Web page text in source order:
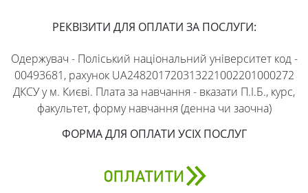
РЕКВІЗИТИ ДЛЯ ОПЛАТИ ЗА ПОСЛУГИ:
Одержувач - Поліський національний університет код -
00493681, рахунок UA248201720313221002201000272
ДКСУ у м. Києві. Плата за навчання - вказати П.І.Б., курс,
факультет, форму навчання (денна чи заочна)
ФОРМА ДЛЯ ОПЛАТИ УСІХ ПОСЛУГ